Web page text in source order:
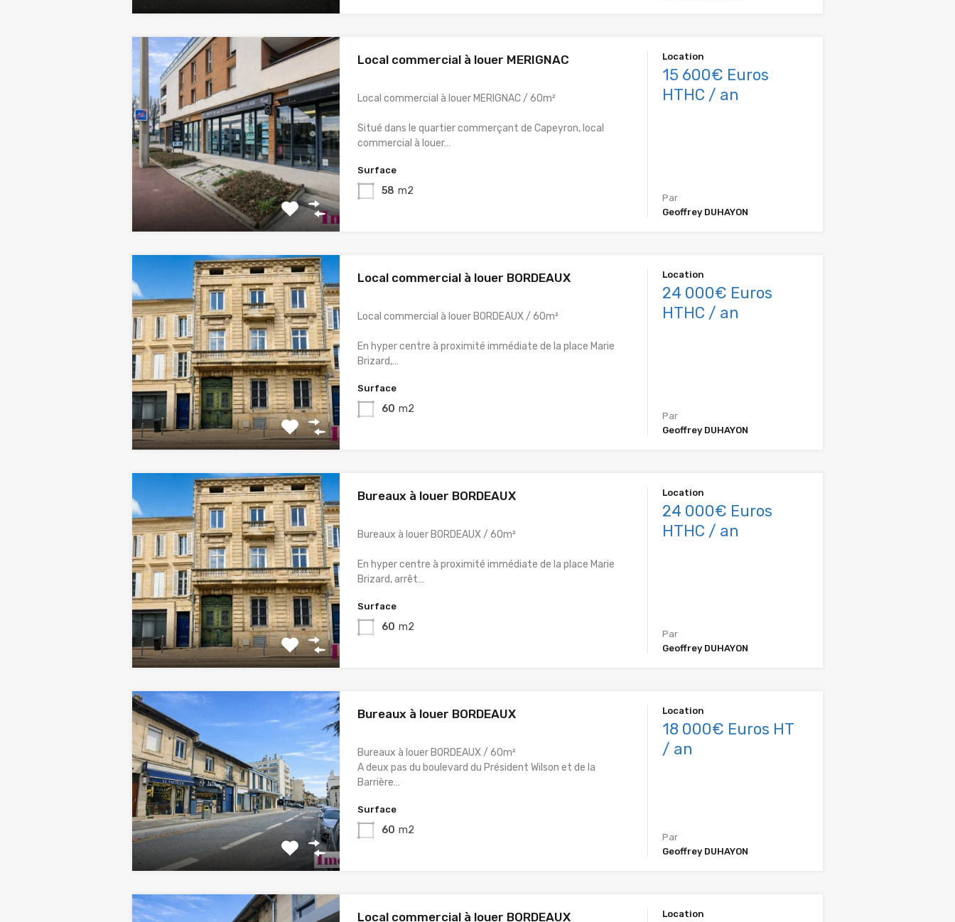
Local commercial à louer MERIGNAC
Local commercial à louer MERIGNAC / 60m²
Situé dans le quartier commerçant de Capeyron, local
commercial à louer…
Surface
58 m2
Location
15 600€ Euros
HTHC / an
Par
Geoffrey DUHAYON
Local commercial à louer BORDEAUX
Local commercial à louer BORDEAUX / 60m²
En hyper centre à proximité immédiate de la place Marie
Brizard,…
Surface
60 m2
Location
24 000€ Euros
HTHC / an
Par
Geoffrey DUHAYON
Bureaux à louer BORDEAUX
Bureaux à louer BORDEAUX / 60m²
En hyper centre à proximité immédiate de la place Marie
Brizard, arrêt…
Surface
60 m2
Location
24 000€ Euros
HTHC / an
Par
Geoffrey DUHAYON
Bureaux à louer BORDEAUX
Bureaux à louer BORDEAUX / 60m²
A deux pas du boulevard du Président Wilson et de la
Barrière…
Surface
60 m2
Location
18 000€ Euros HT
/ an
Par
Geoffrey DUHAYON
Local commercial à louer BORDEAUX Location